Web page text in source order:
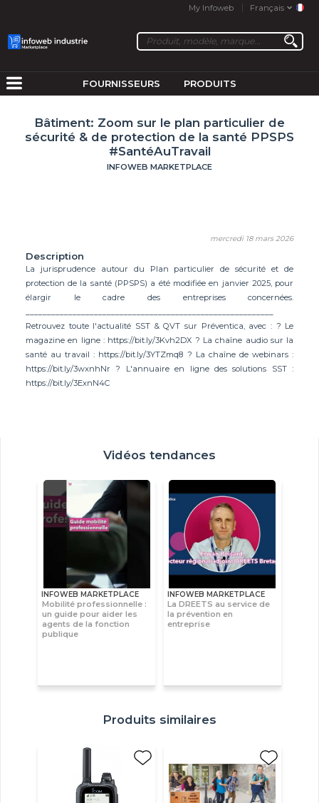
My Infoweb Français
FOURNISSEURS PRODUITS
Bâtiment: Zoom sur le plan particulier de
sécurité & de protection de la santé PPSPS
#SantéAuTravail
INFOWEB MARKETPLACE
mercredi 18 mars 2026
Description
La jurisprudence autour du Plan particulier de sécurité et de
protection de la santé (PPSPS) a été modifiée en janvier 2025, pour
élargir le cadre des entreprises concernées.
Retrouvez toute l'actualité SST & QVT sur Préventica, avec : ? Le
magazine en ligne : https://bit.ly/3Kvh2DX ? La chaîne audio sur la
santé au travail : https://bit.ly/3YTZmq8 ? La chaîne de webinars :
https://bit.ly/3wxnhNr ? L'annuaire en ligne des solutions SST :
https://bit.ly/3ExnN4C
Vidéos tendances
INFOWEB MARKETPLACE
Mobilité professionnelle :
un guide pour aider les
agents de la fonction
publique
INFOWEB MARKETPLACE
La DREETS au service de
la prévention en
entreprise
Produits similaires